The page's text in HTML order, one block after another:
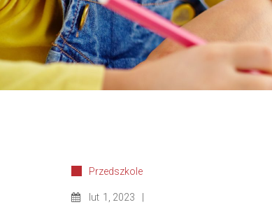
Przedszkole
lut 1, 2023